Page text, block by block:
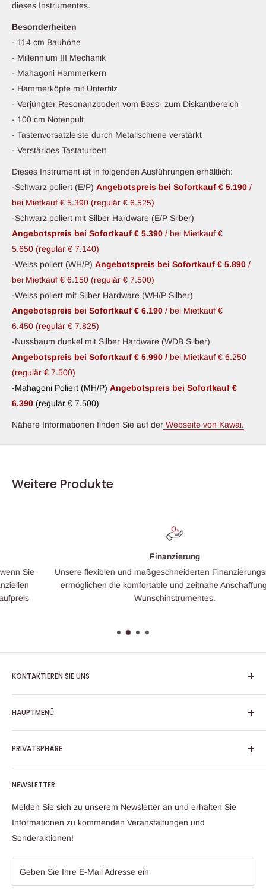
dieses Instrumentes.
Besonderheiten
- 114 cm Bauhöhe
- Millennium III Mechanik
- Mahagoni Hammerkern
- Hammerköpfe mit Unterfilz
- Verjüngter Resonanzboden vom Bass- zum Diskantbereich
- 100 cm Notenpult
- Tastenvorsatzleiste durch Metallschiene verstärkt
- Verstärktes Tastaturbett
Dieses Instrument ist in folgenden Ausführungen erhältlich:
-Schwarz poliert (E/P) Angebotspreis bei Sofortkauf € 5.190 /
bei Mietkauf € 5.390 (regulär € 6.525)
-Schwarz poliert mit Silber Hardware (E/P Silber)
Angebotspreis bei Sofortkauf € 5.390 / bei Mietkauf €
5.650 (regulär € 7.140)
-Weiss poliert (WH/P) Angebotspreis bei Sofortkauf € 5.890 /
bei Mietkauf € 6.150 (regulär € 7.500)
-Weiss poliert mit Silber Hardware (WH/P Silber)
Angebotspreis bei Sofortkauf € 6.190 / bei Mietkauf €
6.450 (regulär € 7.825)
-Nussbaum dunkel mit Silber Hardware (WDB Silber)
Angebotspreis bei Sofortkauf € 5.990 / bei Mietkauf € 6.250
(regulär € 7.500)
-Mahagoni Poliert (MH/P) Angebotspreis bei Sofortkauf €
6.390 (regulär € 7.500)
Nähere Informationen finden Sie auf der Webseite von Kawai.
Weitere Produkte
Finanzierung
Unsere flexiblen und maßgeschneiderten Finanzierungsmodelle
ermöglichen die komfortable und zeitnahe Anschaffung Ihres
Wunschinstrumentes.
KONTAKTIEREN SIE UNS
Schwarzwaldstr. 9 A
79117 Freiburg im Breisgau
Unsere Öffnungszeiten
Montag - Freitag 10:00-18:00 Uhr
Samstag 10:00-16:00 Uhr
Telefon +49 (0)761 790 700
Telefon Onlineshop
+49 (0)163 24 33 256
E-Mail
info@lepthien.de
HAUPTMENÜ
Instrumente
Zubehör
Service
Über uns
Veranstaltungen
Kontakt
PRIVATSPHÄRE
AGB
Datenschutzerklärung
Widerrufsrecht & Widerrufsformular
Versand und Zahlungsbedingungen
Impressum
Persönliche Daten anfordern
NEWSLETTER
Melden Sie sich zu unserem Newsletter an und erhalten Sie
Informationen zu kommenden Veranstaltungen und
Sonderaktionen!
Geben Sie Ihre E-Mail Adresse ein